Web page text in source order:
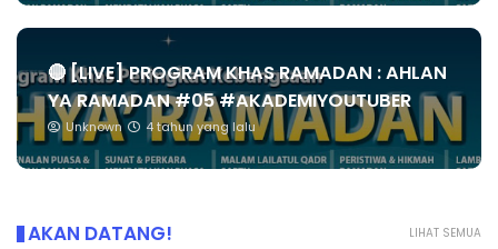
🔴 [LIVE] PROGRAM KHAS RAMADAN : AHLAN
YA RAMADAN #05 #AKADEMIYOUTUBER
Unknown 4 tahun yang lalu
LIHAT SEMUA
AKAN DATANG!